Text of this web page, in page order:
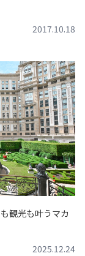
タリア #エイチアイ
2017.10.18
観光も叶うマカ
ター #グランドリ
2025.12.24